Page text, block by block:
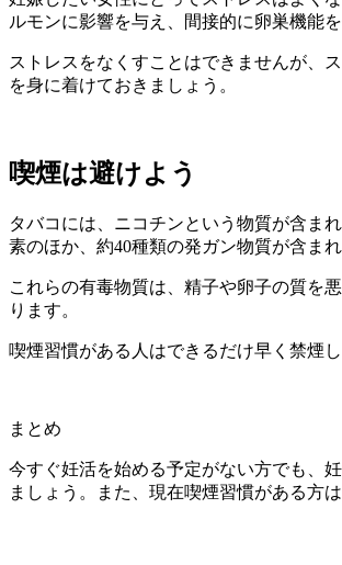
ルモンに影響を与え、間接的に卵巣機能
ストレスをなくすことはできませんが、
を身に着けておきましょう。
喫煙は避けよう
タバコには、ニコチンという物質が含ま
素のほか、約40種類の発ガン物質が含まれ
これらの有毒物質は、精子や卵子の質を
ります。
喫煙習慣がある人はできるだけ早く禁煙し
まとめ
今すぐ妊活を始める予定がない方でも、
ましょう。また、現在喫煙習慣がある方